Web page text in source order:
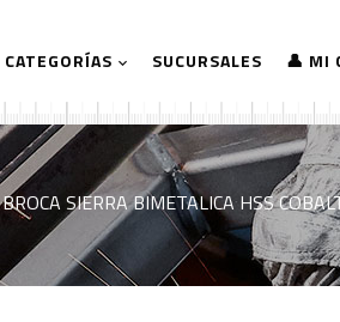
CATEGORÍAS SUCURSALES 👤 MI
BROCA SIERRA BIMETALICA HSS